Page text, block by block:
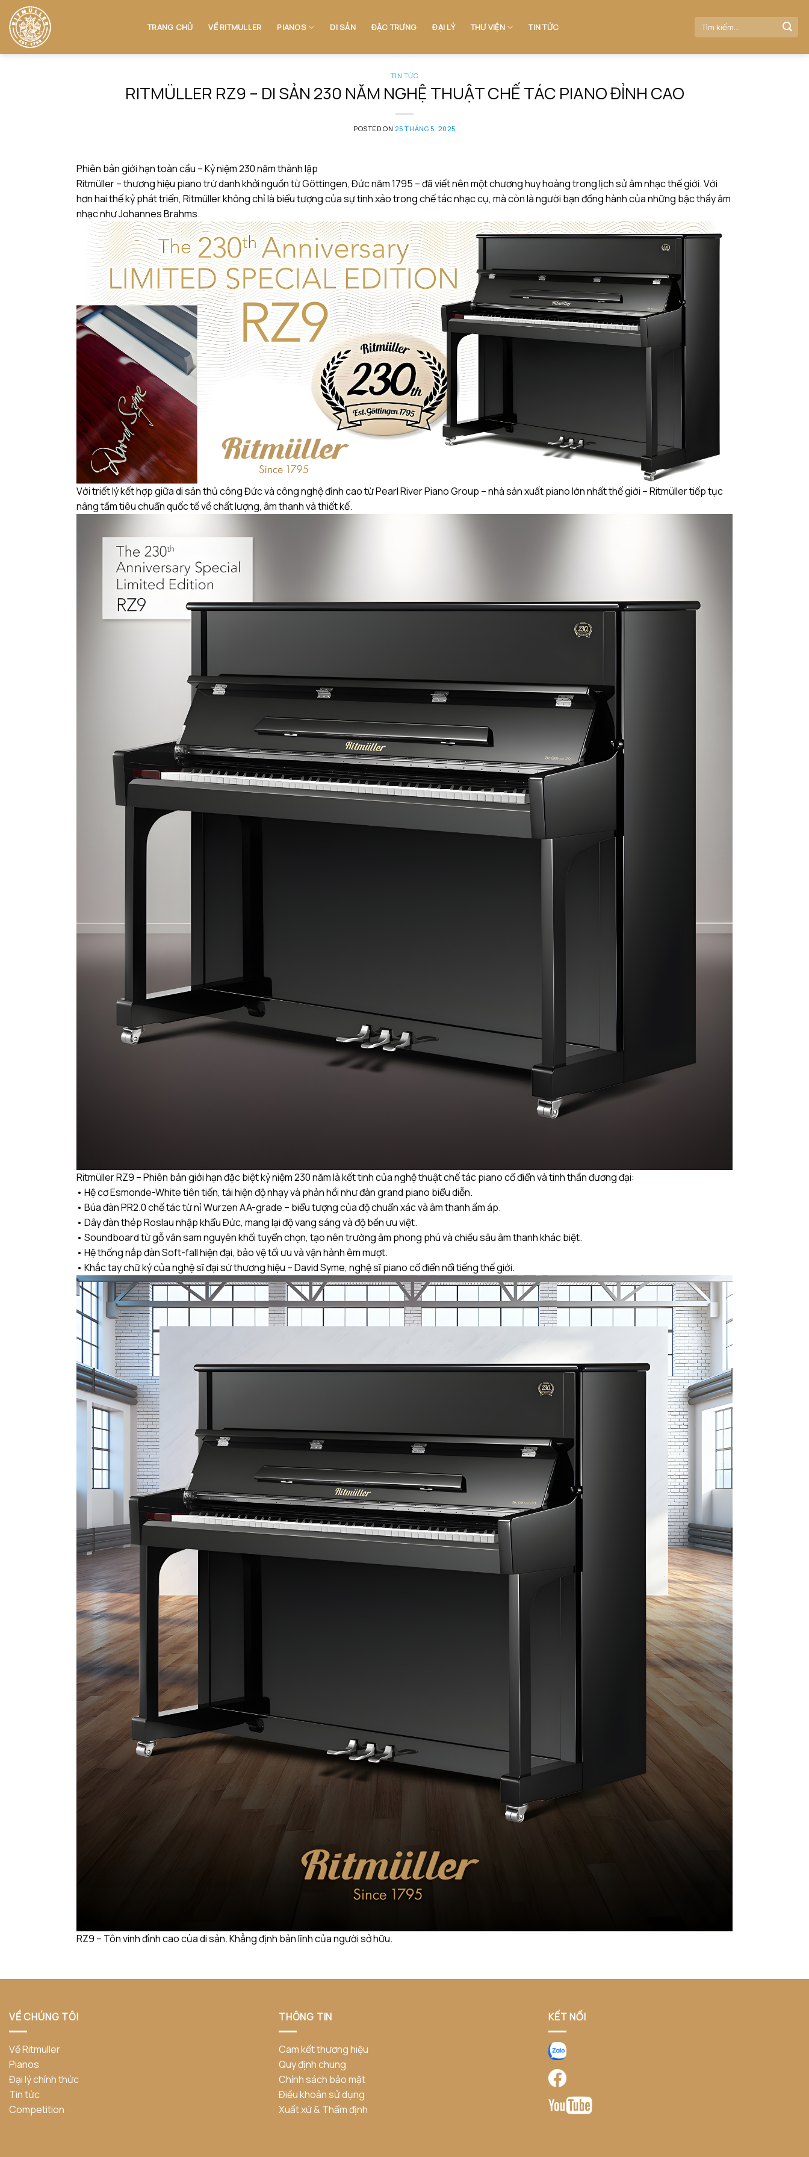
content
TRANG CHỦ VỀ RITMULLER PIANOS DI SẢN ĐẶC TRƯNG ĐẠI LÝ THƯ VIỆN TIN TỨC
TIN TỨC
RITMÜLLER RZ9 – DI SẢN 230 NĂM NGHỆ THUẬT CHẾ TÁC PIANO ĐỈNH CAO
POSTED ON 25 THÁNG 5, 2025
Phiên bản giới hạn toàn cầu – Kỷ niệm 230 năm thành lập
Ritmüller – thương hiệu piano trứ danh khởi nguồn từ Göttingen, Đức năm 1795 – đã viết nên một chương huy hoàng trong lịch sử âm nhạc thế giới. Với
hơn hai thế kỷ phát triển, Ritmüller không chỉ là biểu tượng của sự tinh xảo trong chế tác nhạc cụ, mà còn là người bạn đồng hành của những bậc thầy âm
nhạc như Johannes Brahms.
Với triết lý kết hợp giữa di sản thủ công Đức và công nghệ đỉnh cao từ Pearl River Piano Group – nhà sản xuất piano lớn nhất thế giới – Ritmüller tiếp tục
nâng tầm tiêu chuẩn quốc tế về chất lượng, âm thanh và thiết kế.
Ritmüller RZ9 – Phiên bản giới hạn đặc biệt kỷ niệm 230 năm là kết tinh của nghệ thuật chế tác piano cổ điển và tinh thần đương đại:
• Hệ cơ Esmonde-White tiên tiến, tái hiện độ nhạy và phản hồi như đàn grand piano biểu diễn.
• Búa đàn PR2.0 chế tác từ nỉ Wurzen AA-grade – biểu tượng của độ chuẩn xác và âm thanh ấm áp.
• Dây đàn thép Roslau nhập khẩu Đức, mang lại độ vang sáng và độ bền ưu việt.
• Soundboard từ gỗ vân sam nguyên khối tuyển chọn, tạo nên trường âm phong phú và chiều sâu âm thanh khác biệt.
• Hệ thống nắp đàn Soft-fall hiện đại, bảo vệ tối ưu và vận hành êm mượt.
• Khắc tay chữ ký của nghệ sĩ đại sứ thương hiệu – David Syme, nghệ sĩ piano cổ điển nổi tiếng thế giới.
RZ9 – Tôn vinh đỉnh cao của di sản. Khẳng định bản lĩnh của người sở hữu.
VỀ CHÚNG TÔI
Về Ritmuller
Pianos
Đại lý chính thức
Tin tức
Competition
THÔNG TIN
Cam kết thương hiệu
Quy định chung
Chính sách bảo mật
Điều khoản sử dụng
Xuất xứ & Thẩm định
KẾT NỐI